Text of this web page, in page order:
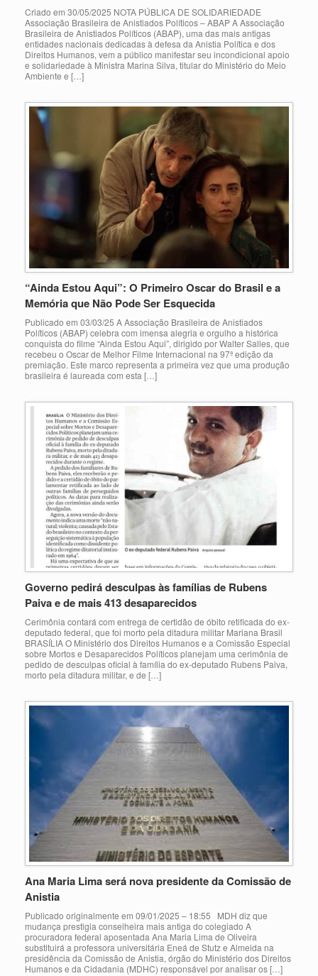
Criado em 30/05/2025 NOTA PÚBLICA DE SOLIDARIEDADE
Associação Brasileira de Anistiados Políticos – ABAP A Associação
Brasileira de Anistiados Políticos (ABAP), uma das mais antigas
entidades nacionais dedicadas à defesa da Anistia Política e dos
Direitos Humanos, vem a público manifestar seu incondicional apoio
e solidariedade à Ministra Marina Silva, titular do Ministério do Meio
Ambiente e […]
“Ainda Estou Aqui”: O Primeiro Oscar do Brasil e a
Memória que Não Pode Ser Esquecida
Publicado em 03/03/25 A Associação Brasileira de Anistiados
Políticos (ABAP) celebra com imensa alegria e orgulho a histórica
conquista do filme “Ainda Estou Aqui”, dirigido por Walter Salles, que
recebeu o Oscar de Melhor Filme Internacional na 97ª edição da
premiação. Este marco representa a primeira vez que uma produção
brasileira é laureada com esta […]
Governo pedirá desculpas às famílias de Rubens
Paiva e de mais 413 desaparecidos
Cerimônia contará com entrega de certidão de óbito retificada do ex-
deputado federal, que foi morto pela ditadura militar Mariana Brasil
BRASÍLIA O Ministério dos Direitos Humanos e a Comissão Especial
sobre Mortos e Desaparecidos Políticos planejam uma cerimônia de
pedido de desculpas oficial à família do ex-deputado Rubens Paiva,
morto pela ditadura militar, e de […]
Ana Maria Lima será nova presidente da Comissão de
Anistia
Publicado originalmente em 09/01/2025 – 18:55 MDH diz que
mudança prestigia conselheira mais antiga do colegiado A
procuradora federal aposentada Ana Maria Lima de Oliveira
substituirá a professora universitária Eneá de Stutz e Almeida na
presidência da Comissão de Anistia, órgão do Ministério dos Direitos
Humanos e da Cidadania (MDHC) responsável por analisar os […]